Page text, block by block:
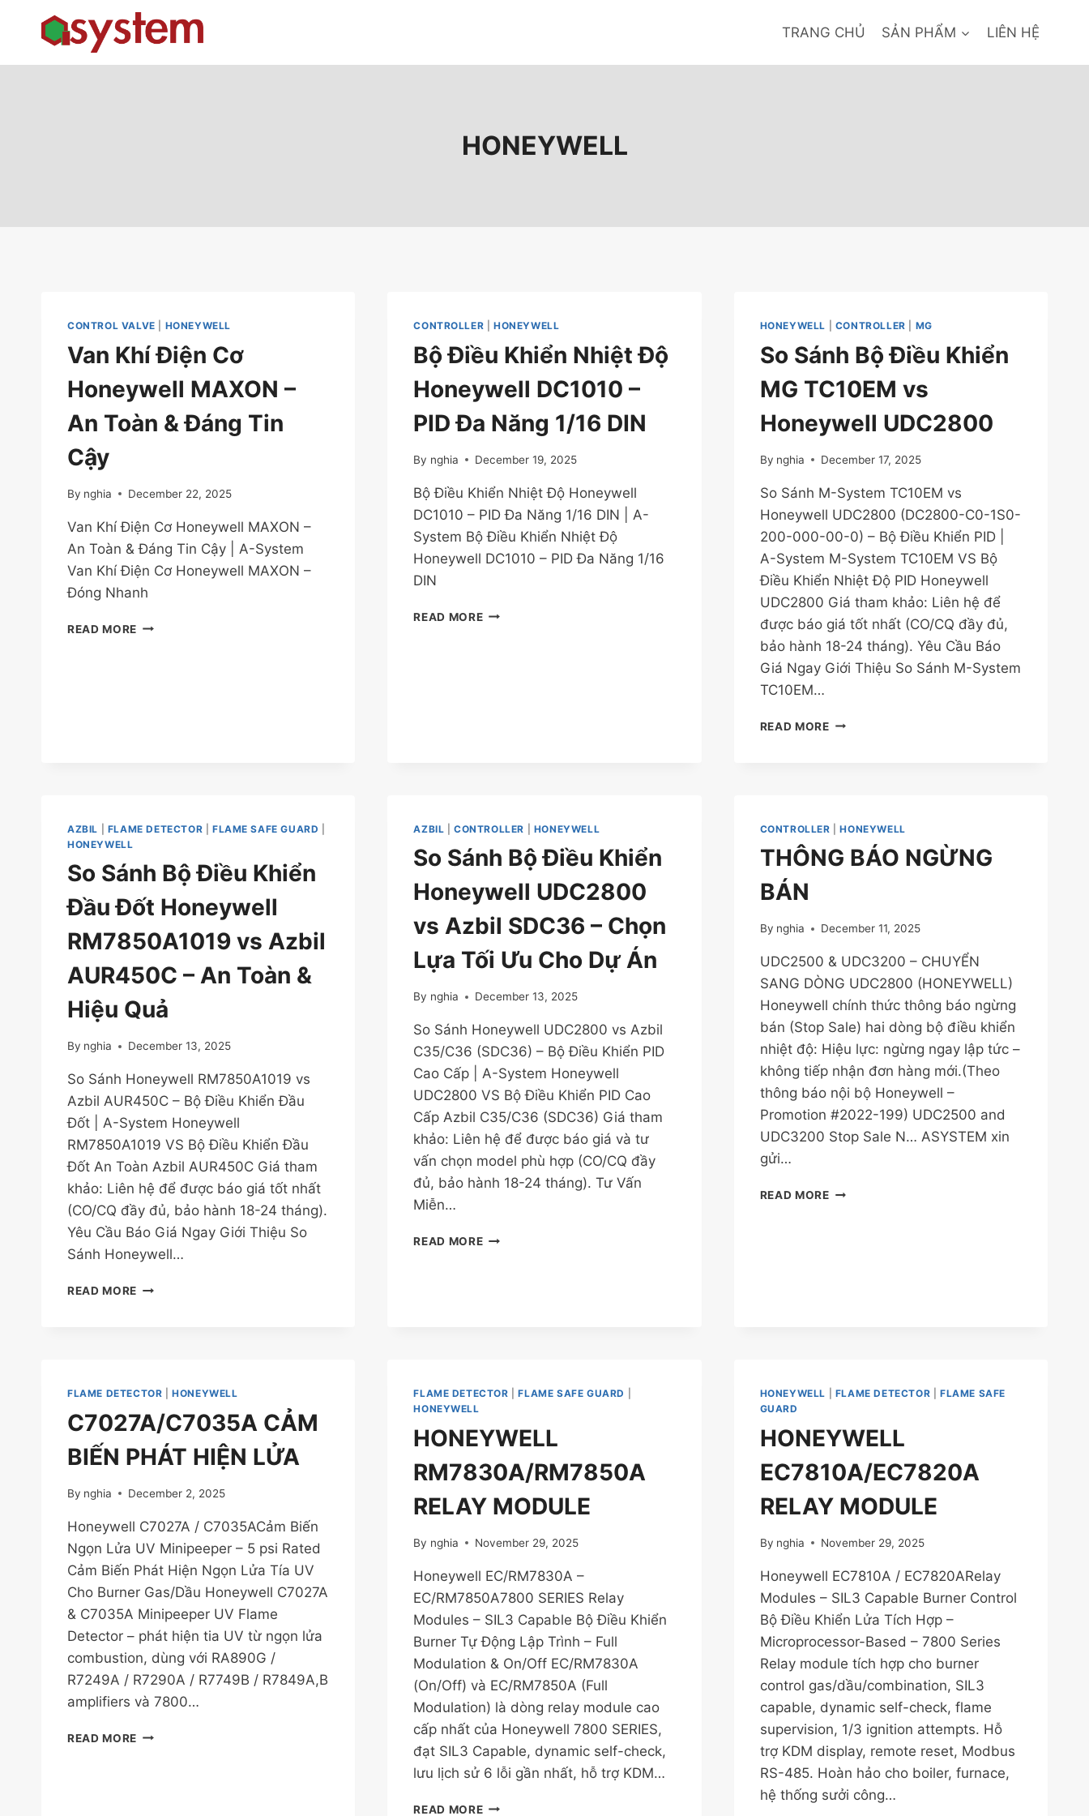
TRANG CHỦ SẢN PHẨM LIÊN HỆ
HONEYWELL
CONTROL VALVE HONEYWELL
Van Khí Điện Cơ
Honeywell MAXON –
An Toàn & Đáng Tin
Cậy
By nghia December 22, 2025
Van Khí Điện Cơ Honeywell MAXON –
An Toàn & Đáng Tin Cậy | A-System
Van Khí Điện Cơ Honeywell MAXON –
Đóng Nhanh
READ MORE VAN
CẬY
CONTROLLER |HONEYWELL
Bộ Điều Khiển Nhiệt Độ
Honeywell DC1010 –
PID Đa Năng 1/16 DIN
By nghia December 19, 2025
Bộ Điều Khiển Nhiệt Độ Honeywell
DC1010 – PID Đa Năng 1/16 DIN | A-
System Bộ Điều Khiển Nhiệt Độ
Honeywell DC1010 – PID Đa Năng 1/16
DIN
READ MORE BỘ
HONEYWELL CONTROLLER MG
So Sánh Bộ Điều Khiển
MG TC10EM vs
Honeywell UDC2800
By nghia December 17, 2025
So Sánh M-System TC10EM vs
Honeywell UDC2800 (DC2800-C0-1S0-
200-000-00-0) – Bộ Điều Khiển PID |
A-System M-System TC10EM VS Bộ
Điều Khiển Nhiệt Độ PID Honeywell
UDC2800 Giá tham khảo: Liên hệ để
được báo giá tốt nhất (CO/CQ đầy đủ,
bảo hành 18-24 tháng). Yêu Cầu Báo
Giá Ngay Giới Thiệu So Sánh M-System
TC10EM…
READ MORE SO
TC10EM
HONEYWELL
AZBIL FLAME DETECTOR FLAME SAFE GUARD
HONEYWELL
So Sánh Bộ Điều Khiển
Đầu Đốt Honeywell
RM7850A1019 vs Azbil
AUR450C – An Toàn &
Hiệu Quả
By nghia December 13, 2025
So Sánh Honeywell RM7850A1019 vs
Azbil AUR450C – Bộ Điều Khiển Đầu
Đốt | A-System Honeywell
RM7850A1019 VS Bộ Điều Khiển Đầu
Đốt An Toàn Azbil AUR450C Giá tham
khảo: Liên hệ để được báo giá tốt nhất
(CO/CQ đầy đủ, bảo hành 18-24 tháng).
Yêu Cầu Báo Giá Ngay Giới Thiệu So
Sánh Honeywell…
READ MORE SO
ĐỐT
RM7850A1019
AZBIL
–
TOÀN
&
QUẢ
AZBIL |CONTROLLER HONEYWELL
So Sánh Bộ Điều Khiển
Honeywell UDC2800
vs Azbil SDC36 – Chọn
Lựa Tối Ưu Cho Dự Án
By nghia December 13, 2025
So Sánh Honeywell UDC2800 vs Azbil
C35/C36 (SDC36) – Bộ Điều Khiển PID
Cao Cấp | A-System Honeywell
UDC2800 VS Bộ Điều Khiển PID Cao
Cấp Azbil C35/C36 (SDC36) Giá tham
khảo: Liên hệ để được báo giá và tư
vấn chọn model phù hợp (CO/CQ đầy
đủ, bảo hành 18-24 tháng). Tư Vấn
Miễn…
READ MORE SO
SDC36
LỰA
ƯU
DỰ
CONTROLLER |HONEYWELL
THÔNG BÁO NGỪNG
BÁN
By nghia December 11, 2025
UDC2500 & UDC3200 – CHUYỂN
SANG DÒNG UDC2800 (HONEYWELL)
Honeywell chính thức thông báo ngừng
bán (Stop Sale) hai dòng bộ điều khiển
nhiệt độ: Hiệu lực: ngừng ngay lập tức –
không tiếp nhận đơn hàng mới.(Theo
thông báo nội bộ Honeywell –
Promotion #2022-199) UDC2500 and
UDC3200 Stop Sale N… ASYSTEM xin
gửi…
READ MORE THÔNG
FLAME DETECTOR |HONEYWELL
C7027A/C7035A CẢM
BIẾN PHÁT HIỆN LỬA
By nghia December 2, 2025
Honeywell C7027A / C7035ACảm Biến
Ngọn Lửa UV Minipeeper – 5 psi Rated
Cảm Biến Phát Hiện Ngọn Lửa Tía UV
Cho Burner Gas/Dầu Honeywell C7027A
& C7035A Minipeeper UV Flame
Detector – phát hiện tia UV từ ngọn lửa
combustion, dùng với RA890G /
R7249A / R7290A / R7749B / R7849A,B
amplifiers và 7800…
READ MORE C7027A/C7035A
FLAME DETECTOR |FLAME SAFE GUARD
HONEYWELL
HONEYWELL
RM7830A/RM7850A
RELAY MODULE
By nghia November 29, 2025
Honeywell EC/RM7830A –
EC/RM7850A7800 SERIES Relay
Modules – SIL3 Capable Bộ Điều Khiển
Burner Tự Động Lập Trình – Full
Modulation & On/Off EC/RM7830A
(On/Off) và EC/RM7850A (Full
Modulation) là dòng relay module cao
cấp nhất của Honeywell 7800 SERIES,
đạt SIL3 Capable, dynamic self-check,
lưu lịch sử 6 lỗi gần nhất, hỗ trợ KDM…
READ MORE HONEYWELL
HONEYWELL FLAME DETECTOR
FLAME SAFE
GUARD
HONEYWELL
EC7810A/EC7820A
RELAY MODULE
By nghia November 29, 2025
Honeywell EC7810A / EC7820ARelay
Modules – SIL3 Capable Burner Control
Bộ Điều Khiển Lửa Tích Hợp –
Microprocessor-Based – 7800 Series
Relay module tích hợp cho burner
control gas/dầu/combination, SIL3
capable, dynamic self-check, flame
supervision, 1/3 ignition attempts. Hỗ
trợ KDM display, remote reset, Modbus
RS-485. Hoàn hảo cho boiler, furnace,
hệ thống sưởi công…